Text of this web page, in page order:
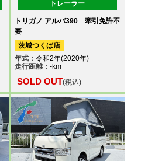
トレーラー
トリガノ アルバ390 牽引免許不
要
茨城つくば店
年式：令和2年(2020年)
走行距離：-km
SOLD OUT(税込)